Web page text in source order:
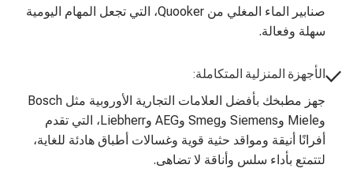
صنابير الماء المغلي من Quooker، التي تجعل المهام اليومية
سهلة وفعالة.
الأجهزة المنزلية المتكاملة:
جهز مطبخك بأفضل العلامات التجارية الأوروبية مثل Bosch
وMiele وSiemens وSmeg وAEG وLiebherr، التي تقدم
أفرانًا أنيقة ومواقد حثية قوية وغسالات أطباق هادئة للغاية،
لتتمتع بأداء سلس وأناقة لا تضاهى.